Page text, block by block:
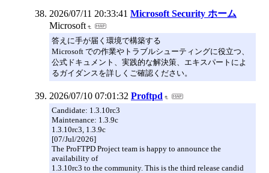
2026/07/11 20:33:41 Microsoft Security ホーム
Microsoft
答えに手が届く環境で構築する
Microsoft での作業やトラブルシューティングに役立つ、
公式ドキュメント、実践的な解決策、エキスパートによ
るガイダンスを詳しくご確認ください。
2026/07/10 07:01:32 Proftpd
Candidate: 1.3.10rc3
Maintenance: 1.3.9c
1.3.10rc3, 1.3.9c
[07/Jul/2026]
The ProFTPD Project team is happy to announce the
availability of
1.3.10rc3 to the community. This is the third release candid